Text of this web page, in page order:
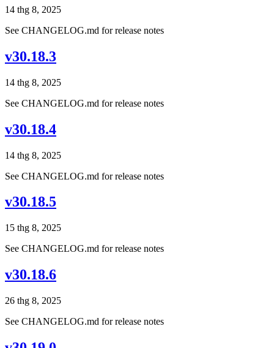
14 thg 8, 2025
See CHANGELOG.md for release notes
v30.18.3
14 thg 8, 2025
See CHANGELOG.md for release notes
v30.18.4
14 thg 8, 2025
See CHANGELOG.md for release notes
v30.18.5
15 thg 8, 2025
See CHANGELOG.md for release notes
v30.18.6
26 thg 8, 2025
See CHANGELOG.md for release notes